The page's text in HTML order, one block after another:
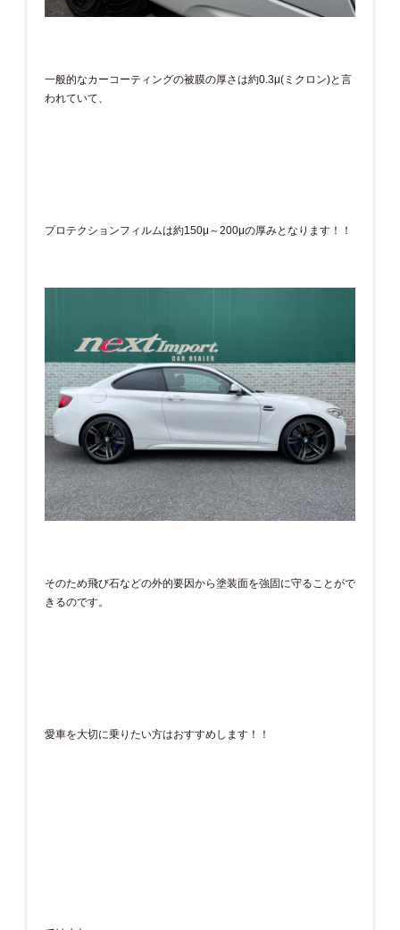
一般的なカーコーティングの被膜の厚さは約0.3μ(ミクロン)と言
われていて、
プロテクションフィルムは約150μ～200μの厚みとなります！！
そのため飛び石などの外的要因から塗装面を強固に守ることがで
きるのです。
愛車を大切に乗りたい方はおすすめします！！